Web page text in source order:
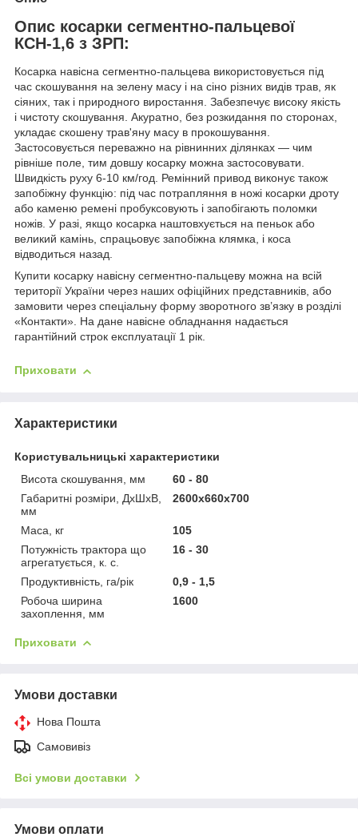
Опис косарки сегментно-пальцевої
КСН-1,6 з ЗРП:
Косарка навісна сегментно-пальцева використовується під
час скошування на зелену масу і на сіно різних видів трав, як
сіяних, так і природного виростання. Забезпечує високу якість
і чистоту скошування. Акуратно, без розкидання по сторонах,
укладає скошену трав'яну масу в прокошування.
Застосовується переважно на рівнинних ділянках — чим
рівніше поле, тим довшу косарку можна застосовувати.
Швидкість руху 6-10 км/год. Ремінний привод виконує також
запобіжну функцію: під час потрапляння в ножі косарки дроту
або каменю ремені пробуксовують і запобігають поломки
ножів. У разі, якщо косарка наштовхується на пеньок або
великий камінь, спрацьовує запобіжна клямка, і коса
відводиться назад.
Купити косарку навісну сегментно-пальцеву можна на всій
території України через наших офіційних представників, або
замовити через спеціальну форму зворотного зв’язку в розділі
«Контакти». На дане навісне обладнання надається
гарантійний строк експлуатації 1 рік.
Приховати
Характеристики
Користувальницькі характеристики
Висота скошування, мм
60 - 80
Габаритні розміри, ДхШхВ,
мм
2600х660х700
Маса, кг
105
Потужність трактора що
агрегатується, к. с.
16 - 30
Продуктивність, га/рік
0,9 - 1,5
Робоча ширина
захоплення, мм
1600
Приховати
Умови доставки
Нова Пошта
Самовивіз
Всі умови доставки
Умови оплати